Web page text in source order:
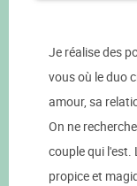
Je réalise des
vous où le duo
amour, sa
On ne
couple qui l'est.
propice et